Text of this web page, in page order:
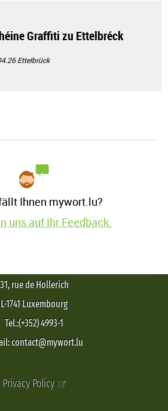
Graffiti zu Ettelbréck
Ettelbrück
Ihnen mywort.lu?
uns auf Ihr Feedback.
31, rue de Hollerich
L-1741 Luxembourg
Tel.:(+352) 4993-1
contact@mywort.lu
Privacy Policy